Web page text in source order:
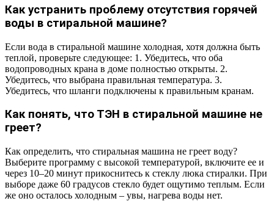
Как устранить проблему отсутствия горячей
воды в стиральной машине?
Если вода в стиральной машине холодная, хотя должна быть
теплой, проверьте следующее: 1. Убедитесь, что оба
водопроводных крана в доме полностью открыты. 2.
Убедитесь, что выбрана правильная температура. 3.
Убедитесь, что шланги подключены к правильным кранам.
Как понять, что ТЭН в стиральной машине не
греет?
Как определить, что стиральная машина не греет воду?
Выберите программу с высокой температурой, включите ее и
через 10–20 минут прикоснитесь к стеклу люка стиралки. При
выборе даже 60 градусов стекло будет ощутимо теплым. Если
же оно осталось холодным – увы, нагрева воды нет.